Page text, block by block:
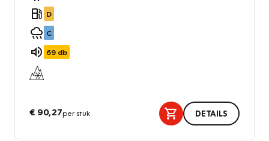
D
C
69 db
€ 90,27per stuk DETAILS